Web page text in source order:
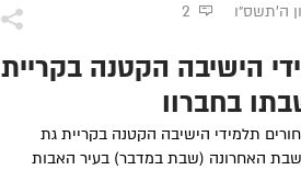
ה׳תשס״ו 2
הישיבה הקטנה בקריית
בחברון
תלמידי הישיבה הקטנה בקריית גת
האחרונה (שבת במדבר) בעיר האבות